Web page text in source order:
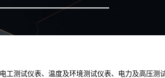
测试仪表、温度及环境测试仪表、电力及高压测